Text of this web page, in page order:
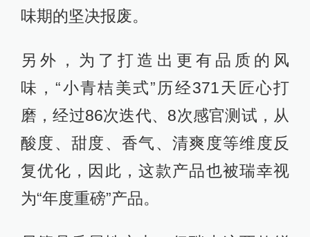
味期的坚决报废。
另外，为了打造出更有品质的风
味，“小青桔美式”历经371天匠心打
磨，经过86次迭代、8次感官测试，从
酸度、甜度、香气、清爽度等维度反
复优化，因此，这款产品也被瑞幸视
为“年度重磅”产品。